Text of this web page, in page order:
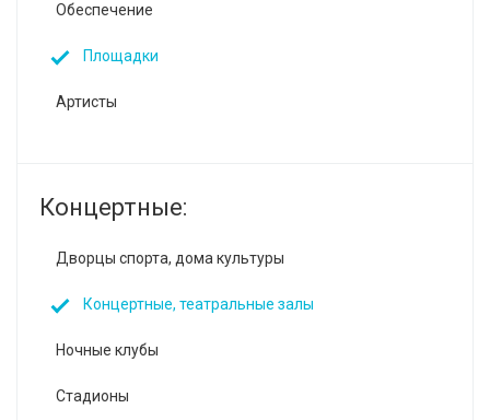
Обеспечение
Площадки
Артисты
Концертные:
Дворцы спорта, дома культуры‎
Концертные, театральные залы
Ночные клубы
Стадионы